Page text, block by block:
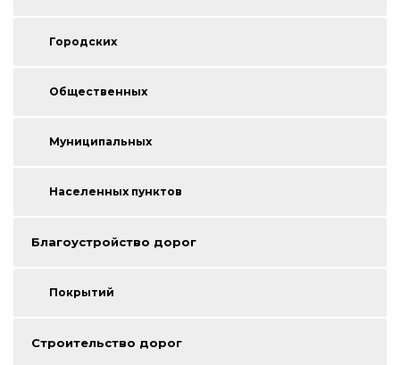
Городских
Общественных
Муниципальных
Населенных пунктов
Благоустройство дорог
Покрытий
Строительство дорог